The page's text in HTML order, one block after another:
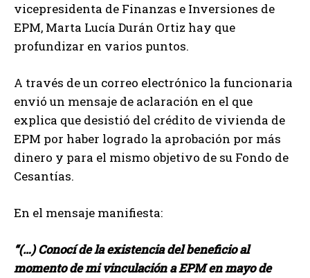
vicepresidenta de Finanzas e Inversiones de
EPM, Marta Lucía Durán Ortiz hay que
profundizar en varios puntos.
A través de un correo electrónico la funcionaria
envió un mensaje de aclaración en el que
explica que desistió del crédito de vivienda de
EPM por haber logrado la aprobación por más
dinero y para el mismo objetivo de su Fondo de
Cesantías.
En el mensaje manifiesta:
“(…) Conocí de la existencia del beneficio al
momento de mi vinculación a EPM en mayo de